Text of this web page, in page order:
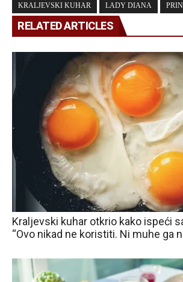
KRALJEVSKI KUHAR LADY DIANA
RELATED ARTICLES
Kraljevski kuhar otkrio kako ispeći
“Ovo nikad ne koristiti. Ni muhe ga